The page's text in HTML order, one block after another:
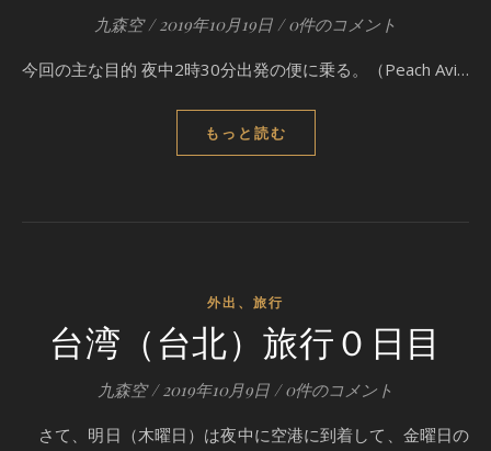
九森空 / 2019年10月19日 / 0件のコメント
今回の主な目的 夜中2時30分出発の便に乗る。（Peach Avi…
もっと読む
外出、旅行
台湾（台北）旅行０日目
九森空 / 2019年10月9日 / 0件のコメント
さて、明日（木曜日）は夜中に空港に到着して、金曜日の